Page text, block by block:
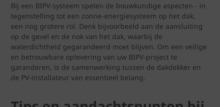
Bij een BIPV-systeem spelen de bouwkundige aspecten - in
tegenstelling tot een zonne-energiesysteem op het dak,
een nog grotere rol. Denk bijvoorbeeld aan de aansluiting
op de gevel en de nok van het dak, waarbij de
waterdichtheid gegarandeerd moet blijven. Om een veilige
en betrouwbare oplevering van uw BIPV-project te
garanderen, is de samenwerking tussen de dakdekker en
de PV-installateur van essentieel belang.